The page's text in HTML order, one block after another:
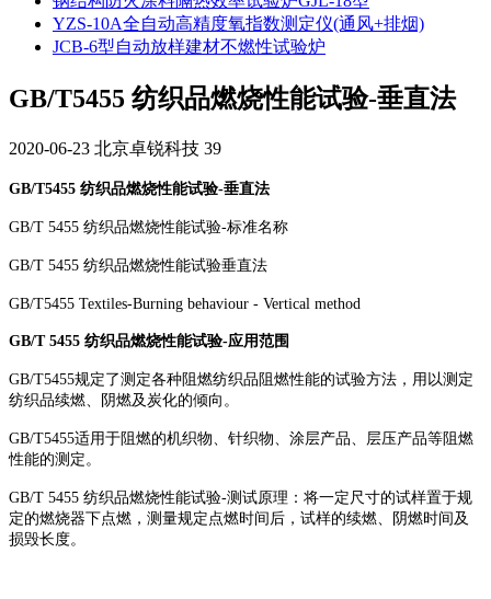
YZS-10A全自动高精度氧指数测定仪(通风+排烟)
JCB-6型自动放样建材不燃性试验炉
GB/T5455 纺织品燃烧性能试验-垂直法
2020-06-23 北京卓锐科技 39
GB/T5455 纺织品燃烧性能试验-垂直法
GB/T 5455 纺织品燃烧性能试验-标准名称
GB/T 5455 纺织品燃烧性能试验垂直法
GB/T5455 Textiles-Burning behaviour - Vertical method
GB/T 5455 纺织品燃烧性能试验-应用范围
GB/T5455规定了测定各种阻燃纺织品阻燃性能的试验方法，用以测定
纺织品续燃、阴燃及炭化的倾向。
GB/T5455适用于阻燃的机织物、针织物、涂层产品、层压产品等阻燃
性能的测定。
GB/T 5455 纺织品燃烧性能试验-测试原理：将一定尺寸的试样置于规
定的燃烧器下点燃，测量规定点燃时间后，试样的续燃、阴燃时间及
损毁长度。